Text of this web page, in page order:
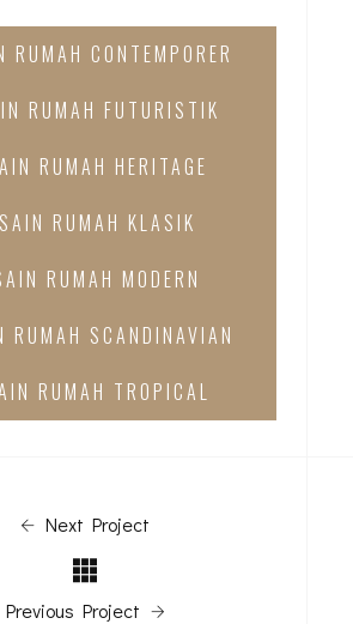
RUMAH CONTEMPORER
RUMAH FUTURISTIK
RUMAH HERITAGE
RUMAH KLASIK
RUMAH MODERN
RUMAH SCANDINAVIAN
RUMAH TROPICAL
Next Project
Previous Project